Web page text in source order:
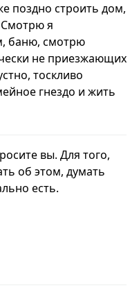
поздно строить дом,
Смотрю я
баню, смотрю
не приезжающих
тоскливо
гнездо и жить
вы. Для того,
об этом, думать
есть.